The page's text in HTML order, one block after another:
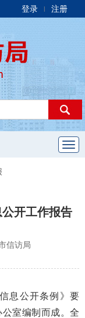
登录 | 注册
开工作报告
信访局
息公开条例》要
室编制而成。全